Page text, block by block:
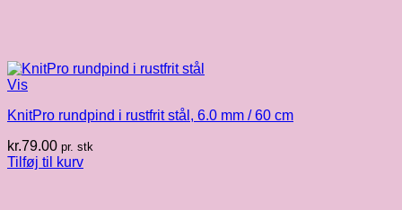
Vis
KnitPro rundpind i rustfrit stål, 6.0 mm / 60 cm
kr.79.00 pr. stk
Tilføj til kurv